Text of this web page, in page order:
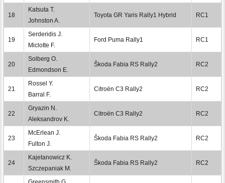
18
Katsuta T.
Johnston A.
Toyota GR Yaris Rally1 Hybrid RC1
19
Serderidis J.
Miclotte F.
Ford Puma Rally1 RC1
20
Solberg O.
Edmondson E.
Škoda Fabia RS Rally2 RC2
21
Rossel Y.
Barral F.
Citroën C3 Rally2 RC2
22
Gryazin N.
Aleksandrov K.
Citroën C3 Rally2 RC2
23
McErlean J.
Fulton J.
Škoda Fabia RS Rally2 RC2
24
Kajetanowicz K.
Szczepaniak M.
Škoda Fabia RS Rally2 RC2